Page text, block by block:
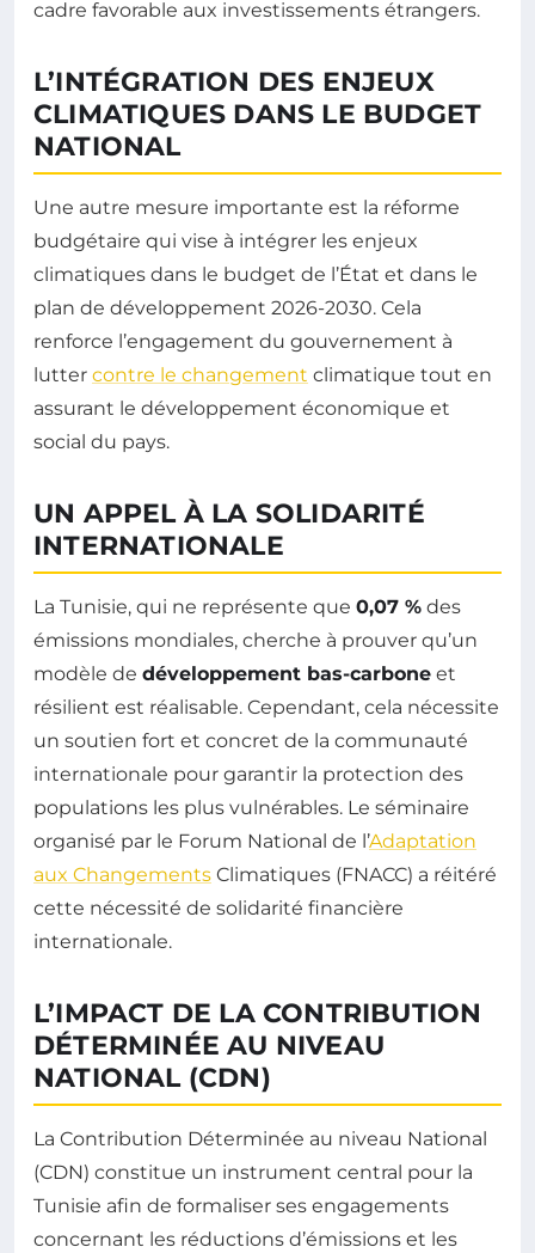
cadre favorable aux investissements étrangers.
L’INTÉGRATION DES ENJEUX
CLIMATIQUES DANS LE BUDGET
NATIONAL
Une autre mesure importante est la réforme
budgétaire qui vise à intégrer les enjeux
climatiques dans le budget de l’État et dans le
plan de développement 2026-2030. Cela
renforce l’engagement du gouvernement à
lutter contre le changement climatique tout en
assurant le développement économique et
social du pays.
UN APPEL À LA SOLIDARITÉ
INTERNATIONALE
La Tunisie, qui ne représente que 0,07 % des
émissions mondiales, cherche à prouver qu’un
modèle de développement bas-carbone et
résilient est réalisable. Cependant, cela nécessite
un soutien fort et concret de la communauté
internationale pour garantir la protection des
populations les plus vulnérables. Le séminaire
organisé par le Forum National de l’Adaptation
aux Changements Climatiques (FNACC) a réitéré
cette nécessité de solidarité financière
internationale.
L’IMPACT DE LA CONTRIBUTION
DÉTERMINÉE AU NIVEAU
NATIONAL (CDN)
La Contribution Déterminée au niveau National
(CDN) constitue un instrument central pour la
Tunisie afin de formaliser ses engagements
concernant les réductions d’émissions et les